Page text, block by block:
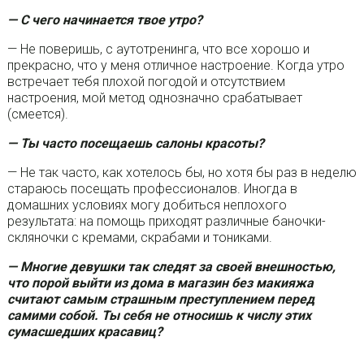
— С чего начинается твое утро?
— Не поверишь, с аутотренинга, что все хорошо и
прекрасно, что у меня отличное настроение. Когда утро
встречает тебя плохой погодой и отсутствием
настроения, мой метод однозначно срабатывает
(смеется).
— Ты часто посещаешь салоны красоты?
— Не так часто, как хотелось бы, но хотя бы раз в неделю
стараюсь посещать профессионалов. Иногда в
домашних условиях могу добиться неплохого
результата: на помощь приходят различные баночки-
скляночки с кремами, скрабами и тониками.
— Многие девушки так следят за своей внешностью,
что порой выйти из дома в магазин без макияжа
считают самым страшным преступлением перед
самими собой. Ты себя не относишь к числу этих
сумасшедших красавиц?